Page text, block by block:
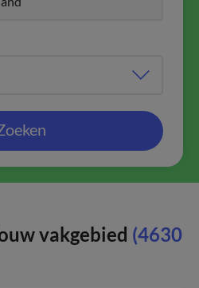
vakgebied (4630